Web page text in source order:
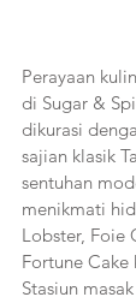
Perayaan
di Sugar &
dikurasi
sajian klasik
sentuhan
menikmati
Lobster, Foie
Fortune Cake
Stasiun